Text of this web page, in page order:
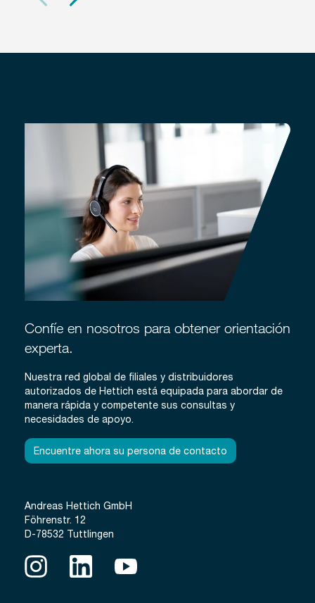
Confíe en nosotros para obtener orientación
experta.
Nuestra red global de filiales y distribuidores
autorizados de Hettich está equipada para abordar de
manera rápida y competente sus consultas y
necesidades de apoyo.
Encuentre ahora su persona de contacto
Andreas Hettich GmbH
Föhrenstr. 12
D-78532 Tuttlingen